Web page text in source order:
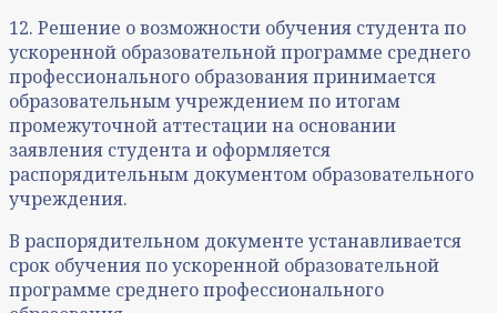
12. Решение о возможности обучения студента по
ускоренной образовательной программе среднего
профессионального образования принимается
образовательным учреждением по итогам
промежуточной аттестации на основании
заявления студента и оформляется
распорядительным документом образовательного
учреждения.
В распорядительном документе устанавливается
срок обучения по ускоренной образовательной
программе среднего профессионального